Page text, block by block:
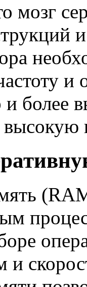
более
высокую
и